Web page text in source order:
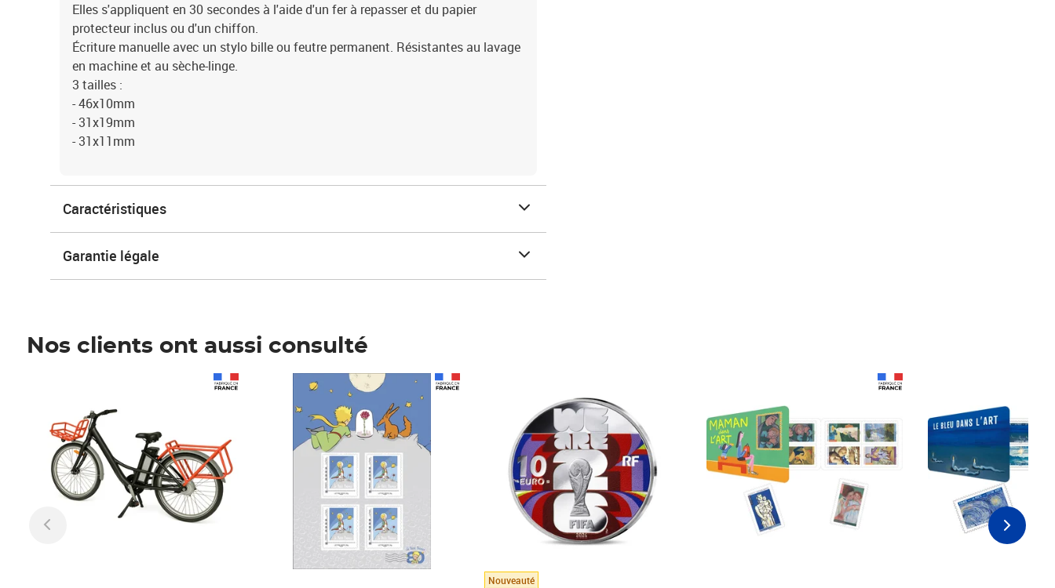
Elles s'appliquent en 30 secondes à l'aide d'un fer à repasser et du papier
protecteur inclus ou d'un chiffon.
Écriture manuelle avec un stylo bille ou feutre permanent. Résistantes au lavage
en machine et au sèche-linge.
3 tailles :
- 46x10mm
- 31x19mm
- 31x11mm
Caractéristiques
Garantie légale
Nos clients ont aussi consulté
Prix 6,25€ HT
Nouveauté